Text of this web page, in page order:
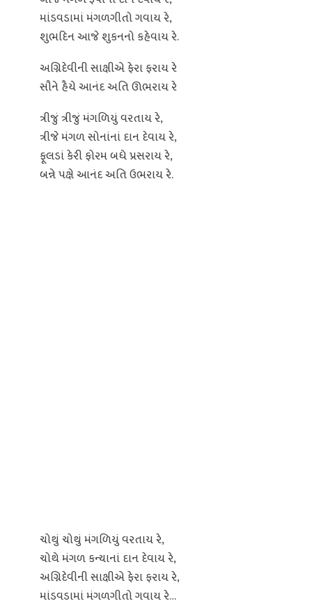
માંડવડામાં મંગળગીતો ગવાય રે,
શુભદિન આજે શુકનનો કહેવાય રે.
અગ્નિદેવીની સાક્ષીએ ફેરા ફરાય રે
સૌને હૈયે આનંદ અતિ ઊભરાય રે
ત્રીજું ત્રીજું મંગળિયું વરતાય રે,
ત્રીજે મંગળ સોનાંનાં દાન દેવાય રે,
ફૂલડાં કેરી ફોરમ બધે પ્રસરાય રે,
બન્ને પક્ષે આનંદ અતિ ઉભરાય રે.
ચોથું ચોથું મંગળિયું વરતાય રે,
ચોથે મંગળ કન્યાનાં દાન દેવાય રે,
અગ્નિદેવીની સાક્ષીએ ફેરા ફરાય રે,
માંડવડામાં મંગળગીતો ગવાય રે…